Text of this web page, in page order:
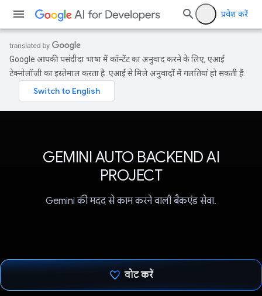
प्रवेश करें
Google आपकी पसंदीदा भाषा में कॉन्टेंट का अनुवाद करने के लिए, एआई
टेक्नोलॉजी का इस्तेमाल करता है. एआई से मिले अनुवादों में गलतियां हो सकती हैं.
GEMINI AUTO BACKEND AI
PROJECT
Gemini की मदद से काम करने वाली बैकएंड सेवा.
वोट करें